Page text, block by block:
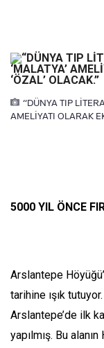
“DÜNYA TIP
AMELİYATI OLARAK
5000 YIL ÖNCE
Arslantepe
tarihine ışık
Arslantepe’de ilk
yapılmış. Bu